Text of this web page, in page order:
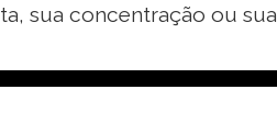
sua concentração ou sua